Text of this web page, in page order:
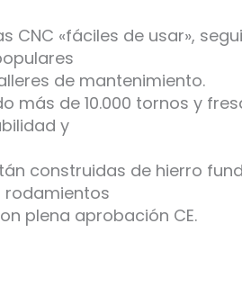
CNC «fáciles de usar»,
de mantenimiento.
más de 10.000 tornos y
y
construidas de hierro
rodamientos
plena aprobación CE.